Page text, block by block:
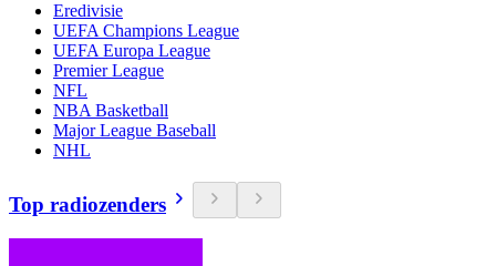
Eredivisie
UEFA Champions League
UEFA Europa League
Premier League
NFL
NBA Basketball
Major League Baseball
NHL
Top radiozenders